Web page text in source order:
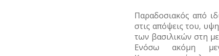
Παραδοσιακός από
στις απόψεις του,
των βασιλικών στη
Ενόσω ακόμη